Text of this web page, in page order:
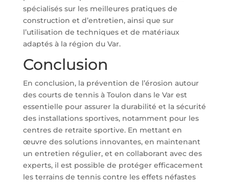
spécialisés sur les meilleures pratiques de
construction et d’entretien, ainsi que sur
l’utilisation de techniques et de matériaux
adaptés à la région du Var.
Conclusion
En conclusion, la prévention de l’érosion autour
des courts de tennis à Toulon dans le Var est
essentielle pour assurer la durabilité et la sécurité
des installations sportives, notamment pour les
centres de retraite sportive. En mettant en
œuvre des solutions innovantes, en maintenant
un entretien régulier, et en collaborant avec des
experts, il est possible de protéger efficacement
les terrains de tennis contre les effets néfastes